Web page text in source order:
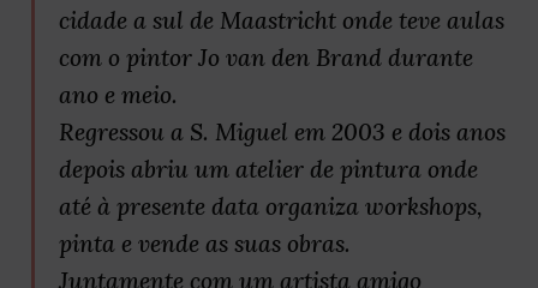
cidade a sul de Maastricht onde teve aulas
com o pintor Jo van den Brand durante
ano e meio.
Regressou a S. Miguel em 2003 e dois anos
depois abriu um atelier de pintura onde
até à presente data organiza workshops,
pinta e vende as suas obras.
Juntamente com um artista amigo